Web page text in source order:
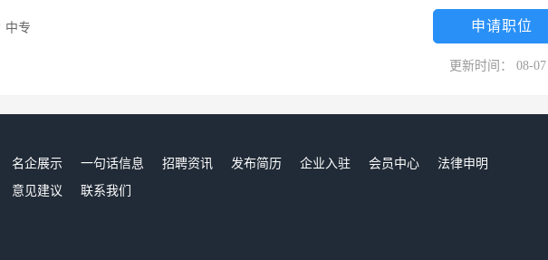
中专 申请职位
更新时间： 08-07
名企展示 一句话信息 招聘资讯 发布简历 企业入驻 会员中心
法律申明
意见建议 联系我们